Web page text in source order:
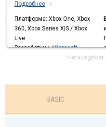
Region:
Herausgeber:
BASIC
Подробнее
Платформа: Xbox One, Xbox
360, Xbox Series X|S / Xbox
Live
Разработчик:Microsoft
$48.99